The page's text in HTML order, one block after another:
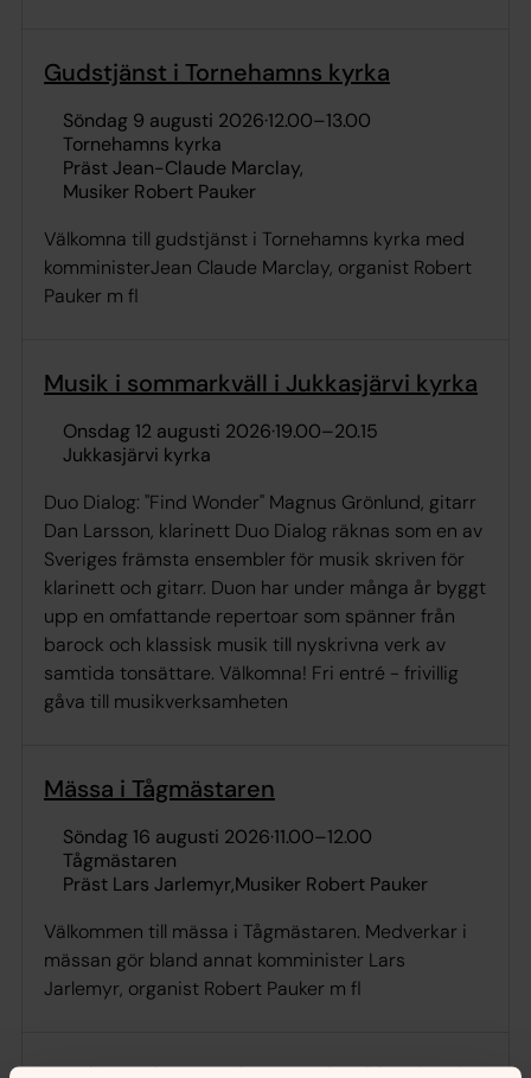
Gudstjänst i Tornehamns kyrka
söndag 9 augusti 2026·12.00–13.00
Tornehamns kyrka
Präst Jean-Claude Marclay
Musiker Robert Pauker
Välkomna till gudstjänst i Tornehamns kyrka med
komministerJean Claude Marclay, organist Robert
Pauker m fl
Musik i sommarkväll i Jukkasjärvi kyrka
onsdag 12 augusti 2026·19.00–20.15
Jukkasjärvi kyrka
Duo Dialog: "Find Wonder" Magnus Grönlund, gitarr
Dan Larsson, klarinett Duo Dialog räknas som en av
Sveriges främsta ensembler för musik skriven för
klarinett och gitarr. Duon har under många år byggt
upp en omfattande repertoar som spänner från
barock och klassisk musik till nyskrivna verk av
samtida tonsättare. Välkomna! Fri entré - frivillig
gåva till musikverksamheten
Mässa i Tågmästaren
söndag 16 augusti 2026·11.00–12.00
Tågmästaren
Präst Lars JarlemyrMusiker Robert Pauker
Välkommen till mässa i Tågmästaren. Medverkar i
mässan gör bland annat komminister Lars
Jarlemyr, organist Robert Pauker m fl